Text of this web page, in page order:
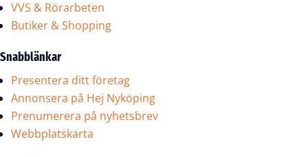
VVS & Rörarbeten
Butiker & Shopping
Snabblänkar
Presentera ditt företag
Annonsera på Hej Nyköping
Prenumerera på nyhetsbrev
Webbplatskarta